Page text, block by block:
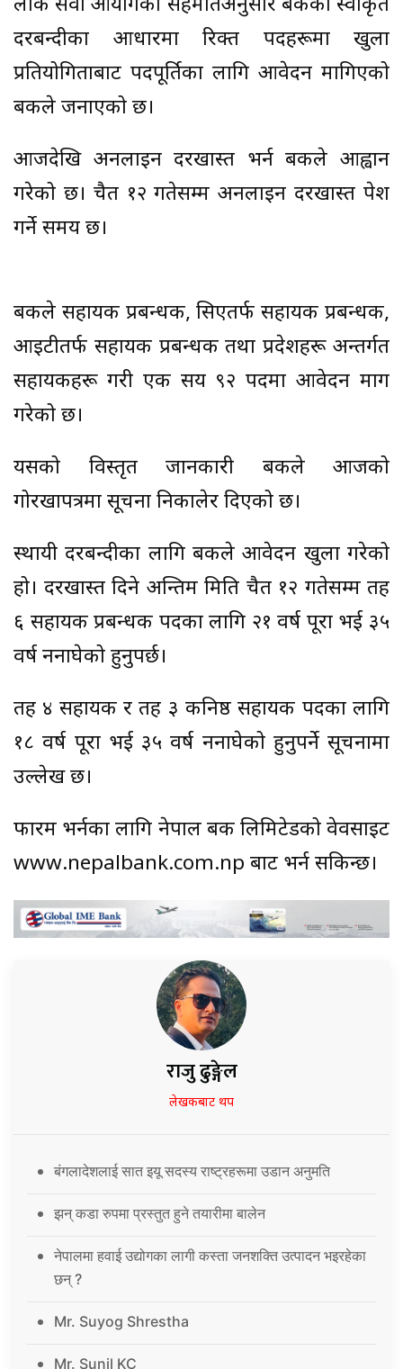
लोक सेवा आयोगको सहमतिअनुसार बैंकको स्वीकृत
दरबन्दीका आधारमा रिक्त पदहरूमा खुला
प्रतियोगिताबाट पदपूर्तिका लागि आवेदन मागिएको
बैंकले जनाएको छ।
आजदेखि अनलाइन दरखास्त भर्न बैंकले आह्वान
गरेको छ। चैत १२ गतेसम्म अनलाइन दरखास्त पेश
गर्ने समय छ।
बैंकले सहायक प्रबन्धक, सिएतर्फ सहायक प्रबन्धक,
आइटीतर्फ सहायक प्रबन्धक तथा प्रदेशहरू अन्तर्गत
सहायकहरू गरी एक सय ९२ पदमा आवेदन माग
गरेको छ।
यसको विस्तृत जानकारी बैंकले आजको
गोरखापत्रमा सूचना निकालेर दिएको छ।
स्थायी दरबन्दीका लागि बैंकले आवेदन खुला गरेको
हो। दरखास्त दिने अन्तिम मिति चैत १२ गतेसम्म तह
६ सहायक प्रबन्धक पदका लागि २१ वर्ष पूरा भई ३५
वर्ष ननाघेको हुनुपर्छ।
तह ४ सहायक र तह ३ कनिष्ठ सहायक पदका लागि
१८ वर्ष पूरा भई ३५ वर्ष ननाघेको हुनुपर्ने सूचनामा
उल्लेख छ।
फारम भर्नका लागि नेपाल बैंक लिमिटेडको वेवसाइट
www.nepalbank.com.np बाट भर्न सकिन्छ।
राजु ढुङ्गेल
लेखकबाट थप
बंगलादेशलाई सात इयू सदस्य राष्ट्रहरूमा उडान अनुमति
झन् कडा रुपमा प्रस्तुत हुने तयारीमा बालेन
नेपालमा हवाई उद्योगका लागी कस्ता जनशक्ति उत्पादन भइरहेका
छन् ?
Mr. Suyog Shrestha
Mr. Sunil KC